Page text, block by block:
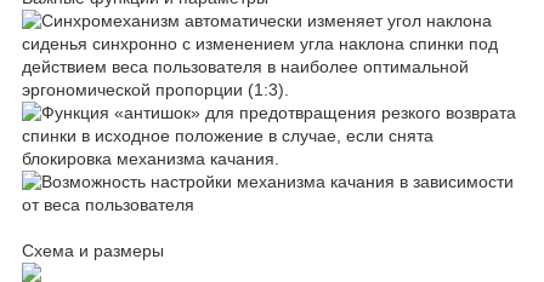
Схема и размеры